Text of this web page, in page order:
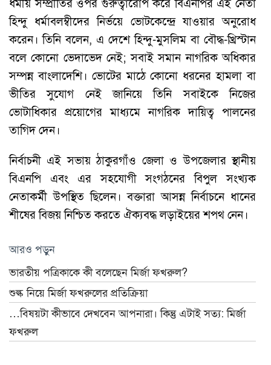
ধর্মীয় সম্প্রীতির ওপর গুরুত্বারোপ করে বিএনপির এই নেতা
হিন্দু ধর্মাবলম্বীদের নির্ভয়ে ভোটকেন্দ্রে যাওয়ার অনুরোধ
করেন। তিনি বলেন, এ দেশে হিন্দু-মুসলিম বা বৌদ্ধ-খ্রিস্টান
বলে কোনো ভেদাভেদ নেই; সবাই সমান নাগরিক অধিকার
সম্পন্ন বাংলাদেশি। ভোটের মাঠে কোনো ধরনের হামলা বা
ভীতির সুযোগ নেই জানিয়ে তিনি সবাইকে নিজের
ভোটাধিকার প্রয়োগের মাধ্যমে নাগরিক দায়িত্ব পালনের
তাগিদ দেন।
নির্বাচনী এই সভায় ঠাকুরগাঁও জেলা ও উপজেলার স্থানীয়
বিএনপি এবং এর সহযোগী সংগঠনের বিপুল সংখ্যক
নেতাকর্মী উপস্থিত ছিলেন। বক্তারা আসন্ন নির্বাচনে ধানের
শীষের বিজয় নিশ্চিত করতে ঐক্যবদ্ধ লড়াইয়ের শপথ নেন।
আরও পড়ুন
ভারতীয় পত্রিকাকে কী বলেছেন মির্জা ফখরুল?
শুল্ক নিয়ে মির্জা ফখরুলের প্রতিক্রিয়া
…বিষয়টা কীভাবে দেখবেন আপনারা। কিন্তু এটাই সত্য: মির্জা
ফখরুল